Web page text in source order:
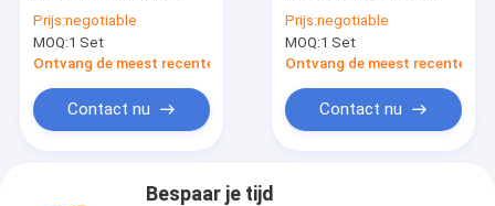
platenopendingen
voor de verwerking
van HDPE-EVOH- en
weekmachine van 90
kg/uur
Prijs:negotiable
MOQ:1 Set
Ontvang de meest recente Prijs
Contact nu
Plaatopeningsslagen
en 50-1000 Kg/u
Maximale Output
Prijs:negotiable
MOQ:1 Set
Ontvang de meest recente
Contact nu
Bespaar je tijd